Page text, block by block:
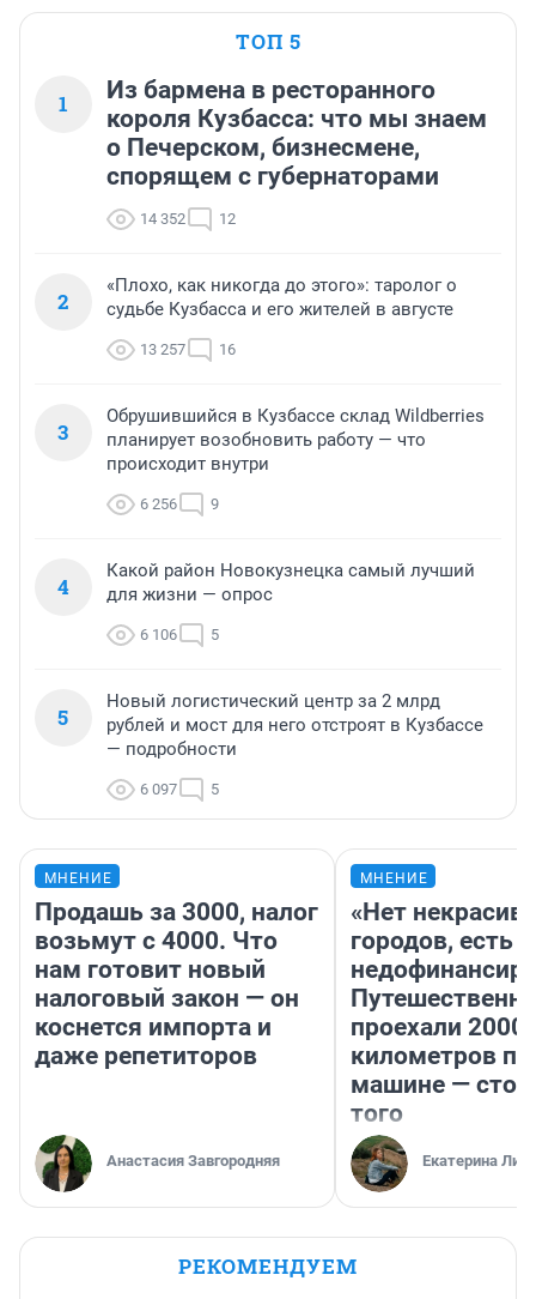
ТОП 5
1
Из бармена в ресторанного
короля Кузбасса: что мы знаем
о Печерском, бизнесмене,
спорящем с губернаторами
14 352 12
2
«Плохо, как никогда до этого»: таролог о
судьбе Кузбасса и его жителей в августе
13 257 16
3
Обрушившийся в Кузбассе склад Wildberries
планирует возобновить работу — что
происходит внутри
6 256 9
4
Какой район Новокузнецка самый лучший
для жизни — опрос
6 106 5
5
Новый логистический центр за 2 млрд
рублей и мост для него отстроят в Кузбассе
— подробности
6 097 5
МНЕНИЕ
Продашь за 3000, налог
возьмут с 4000. Что
нам готовит новый
налоговый закон — он
коснется импорта и
даже репетиторов
Анастасия Завгородняя
МНЕНИЕ
«Нет
городов, есть
проехали 2000
километров по
машине —
того
Екатерина
РЕКОМЕНДУЕМ